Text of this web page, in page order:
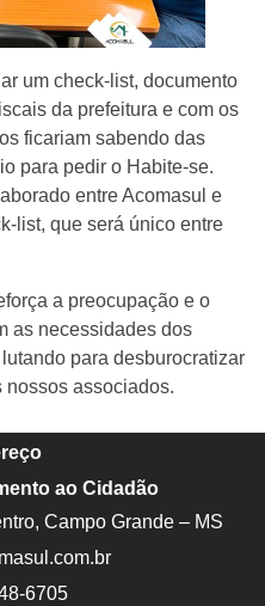
um check-list, documento
da prefeitura e com os
ficariam sabendo das
para pedir o Habite-se.
entre Acomasul e
list, que será único entre
a preocupação e o
as necessidades dos
para desburocratizar
nossos associados.
ao Cidadão
Campo Grande – MS
6705